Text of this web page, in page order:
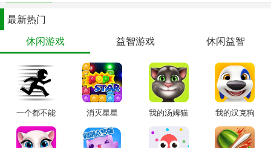
【更多奖励 更多惊喜】
现在下载就有新手大礼包，完成新手任务更能获得大量风车币和新道
具哦！
【知识产权声明】
消消乐®是乐元素的注册商标，未经许可不得擅自使用。
海滨消消乐的著作权由乐元素享有，未经许可不得擅自使用。
最新热门
休闲游戏
益智游戏 休闲益智
一个都不能
死
消灭星星 我的汤姆猫 我的汉克狗